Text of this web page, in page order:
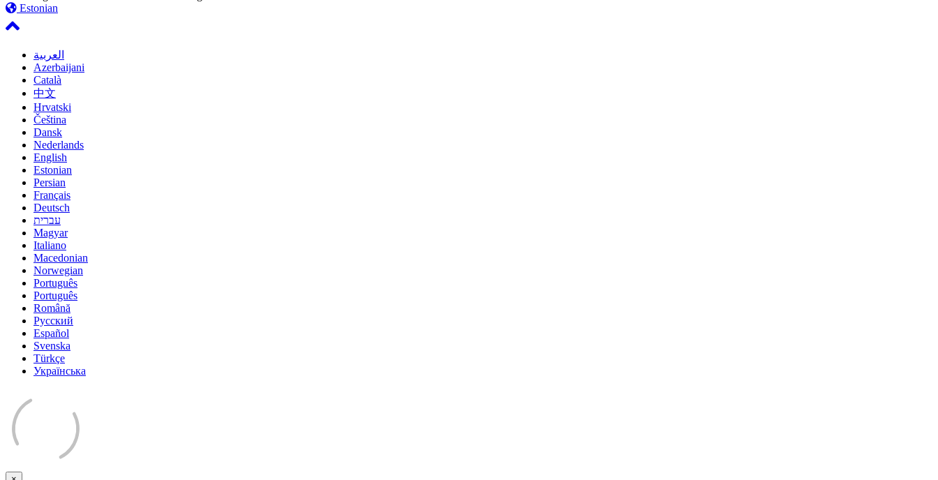
Estonian
العربية
Azerbaijani
Català
中文
Hrvatski
Čeština
Dansk
Nederlands
English
Estonian
Persian
Français
Deutsch
עברית
Magyar
Italiano
Macedonian
Norwegian
Português
Português
Română
Русский
Español
Svenska
Türkçe
Українська